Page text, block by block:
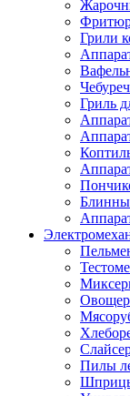
Грили
Гриль
Пилы